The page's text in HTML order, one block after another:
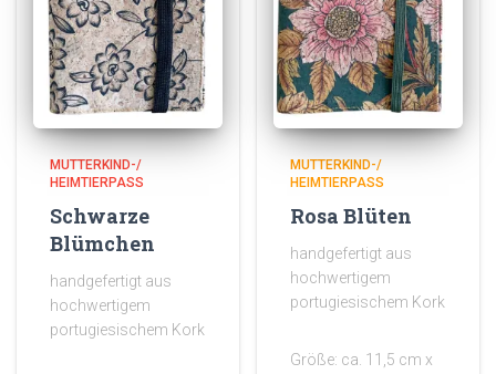
MUTTERKIND-/
HEIMTIERPASS
Schwarze
Blümchen
handgefertigt aus
hochwertigem
portugiesischem Kork
MUTTERKIND-/
HEIMTIERPASS
Rosa Blüten
handgefertigt aus
hochwertigem
portugiesischem Kork
Größe: ca. 11,5 cm x